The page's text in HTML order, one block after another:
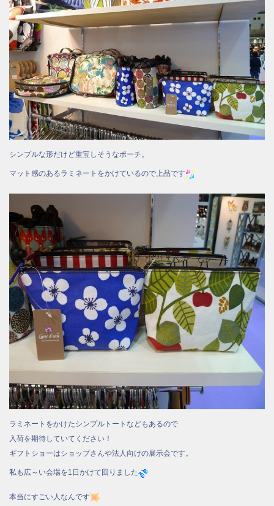
シンプルな形だけど重宝しそうなポーチ。
マット感のあるラミネートをかけているので上品です
ラミネートをかけたシンプルトートなどもあるので
入荷を期待していてください！
ギフトショーはショップさんや法人向けの展示会です。
私も広～い会場を1日かけて回りました
本当にすごい人なんです